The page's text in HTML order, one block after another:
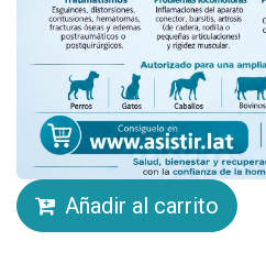
Añadir al carrito